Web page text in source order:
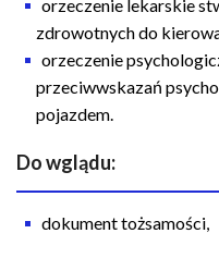
orzeczenie lekarskie
zdrowotnych do
orzeczenie
przeciwwskazań
pojazdem.
Do wglądu:
dokument tożsamości,